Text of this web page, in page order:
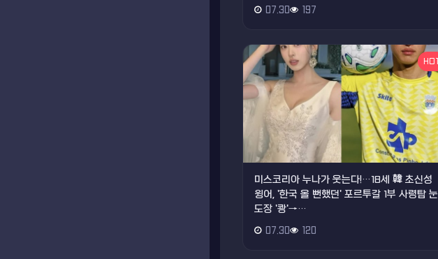
07.30 197
HOT
미스코리아 누나가 웃는다!…18세 韓 초신성
윙어, '한국 올 뻔했던' 포르투갈 1부 사령탑 눈
도장 '쾅'→…
07.30 120